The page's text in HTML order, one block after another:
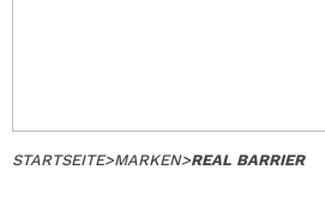
STARTSEITE>MARKEN>REAL BARRIER